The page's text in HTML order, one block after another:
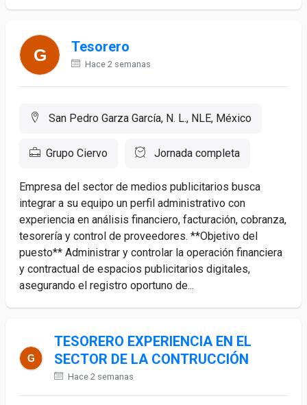
Tesorero
Hace 2 semanas
San Pedro Garza García, N. L., NLE, México
Grupo Ciervo Jornada completa
Empresa del sector de medios publicitarios busca
integrar a su equipo un perfil administrativo con
experiencia en análisis financiero, facturación, cobranza,
tesorería y control de proveedores. **Objetivo del
puesto** Administrar y controlar la operación financiera
y contractual de espacios publicitarios digitales,
asegurando el registro oportuno de...
TESORERO EXPERIENCIA EN EL
SECTOR DE LA CONTRUCCIÓN
Hace 2 semanas